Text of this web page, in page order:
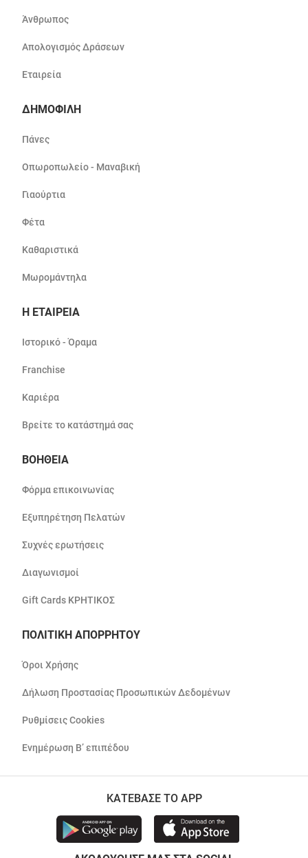
Άνθρωπος
Απολογισμός Δράσεων
Εταιρεία
ΔΗΜΟΦΙΛΗ
Πάνες
Οπωροπωλείο - Μαναβική
Γιαούρτια
Φέτα
Καθαριστικά
Μωρομάντηλα
Η ΕΤΑΙΡΕΙΑ
Ιστορικό - Όραμα
Franchise
Καριέρα
Βρείτε το κατάστημά σας
ΒΟΗΘΕΙΑ
Φόρμα επικοινωνίας
Εξυπηρέτηση Πελατών
Συχνές ερωτήσεις
Διαγωνισμοί
Gift Cards ΚΡΗΤΙΚΟΣ
ΠΟΛΙΤΙΚΗ ΑΠΟΡΡΗΤΟΥ
Όροι Χρήσης
Δήλωση Προστασίας Προσωπικών Δεδομένων
Ρυθμίσεις Cookies
Ενημέρωση Β’ επιπέδου
ΚΑΤΕΒΑΣΕ ΤΟ APP